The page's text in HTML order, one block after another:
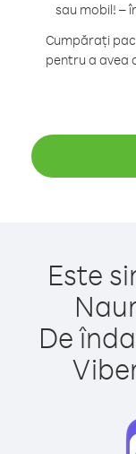
sau mobil! –
Cumpărați
pentru a avea
Este
De